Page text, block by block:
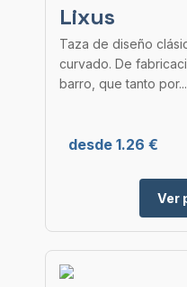
Lixus
Taza de diseño
curvado. De
barro, que tanto por...
desde 1.26 €
Ver